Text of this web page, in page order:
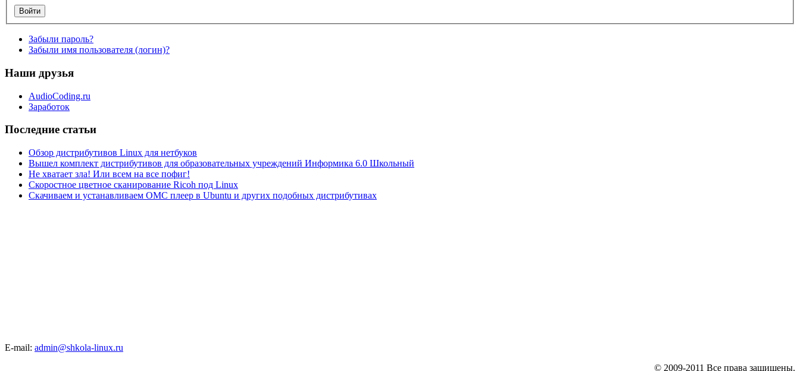
Забыли пароль?
Забыли имя пользователя (логин)?
Наши друзья
AudioCoding.ru
Заработок
Последние статьи
Обзор дистрибутивов Linux для нетбуков
Вышел комплект дистрибутивов для образовательных учреждений Информика 6.0 Школьный
Не хватает зла! Или всем на все пофиг!
Скоростное цветное сканирование Ricoh под Linux
Скачиваем и устанавливаем ОМС плеер в Ubuntu и других подобных дистрибутивах
E-mail: admin@shkola-linux.ru
© 2009-2011 Все права защищены.